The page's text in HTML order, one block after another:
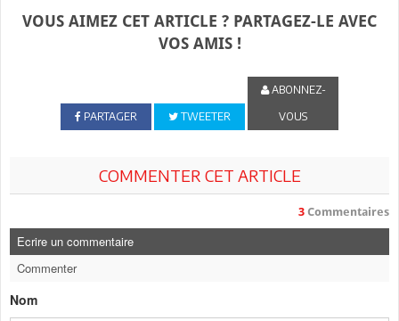
VOUS AIMEZ CET ARTICLE ? PARTAGEZ-LE AVEC
VOS AMIS !
PARTAGER TWEETER
ABONNEZ-
VOUS
COMMENTER CET ARTICLE
3 Commentaires
Ecrire un commentaire
Commenter
Nom